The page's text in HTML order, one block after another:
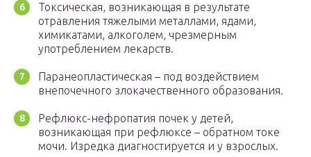
Токсическая, возникающая в результате
отравления тяжелыми металлами, ядами,
химикатами, алкоголем, чрезмерным
употреблением лекарств.
Паранеопластическая – под воздействием
внепочечного злокачественного образования.
Рефлюкс-нефропатия почек у детей,
возникающая при рефлюксе – обратном токе
мочи. Изредка диагностируется и у взрослых.